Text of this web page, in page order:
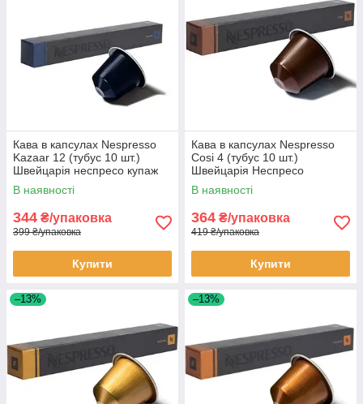
Кава в капсулах Nespresso
Kazaar 12 (тубус 10 шт.)
Швейцарія неспресо купаж
кави Казаар
В наявності
344 ₴/упаковка
399 ₴/упаковка
Купити
Кава в капсулах Nespresso
Cosi 4 (тубус 10 шт.)
Швейцарія Неспресо
оригінал
В наявності
364 ₴/упаковка
419 ₴/упаковка
Купити
–13% –13%